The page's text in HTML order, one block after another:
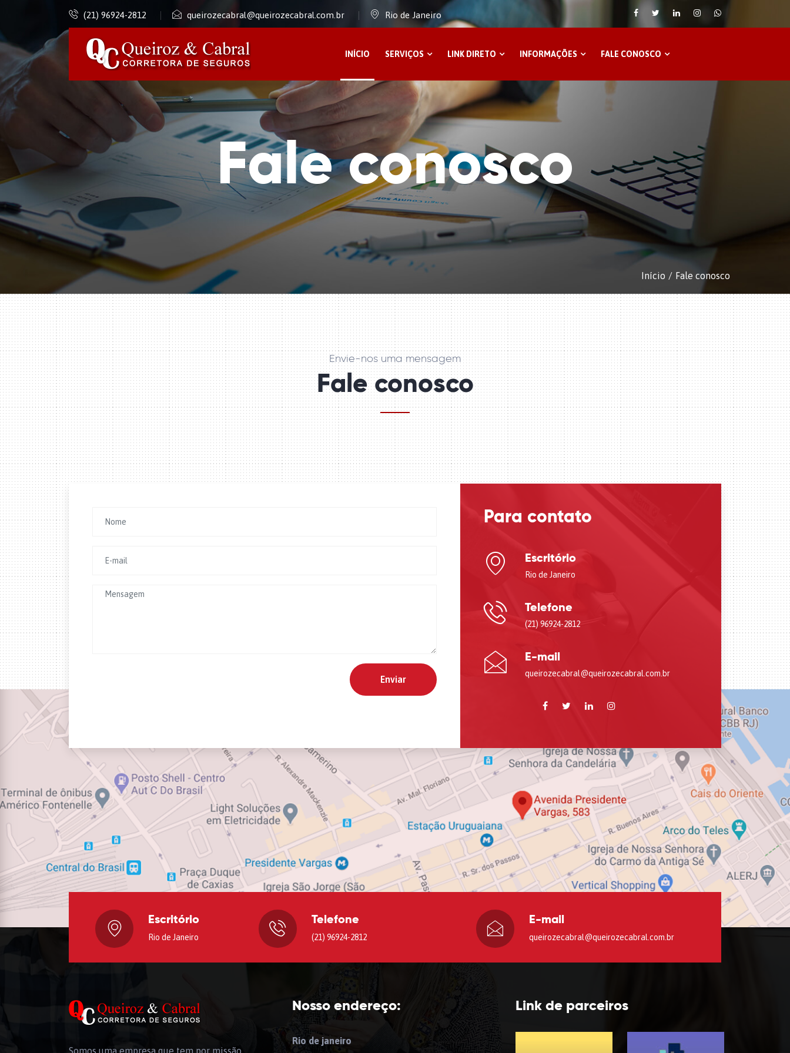
(21) 96924-2812 queirozecabral@queirozecabral.com.br Rio de Janeiro
INÍCIO SERVIÇOS LINK DIRETO INFORMAÇÕES FALE CONOSCO
Fale conosco
Início Fale conosco
Envie-nos uma mensagem
Fale conosco
Para contato
Escritório
Rio de Janeiro
Telefone
(21) 96924-2812
E-mail
queirozecabral@queirozecabral.com.br
Escritório
Rio de Janeiro
Telefone
(21) 96924-2812
E-mail
queirozecabral@queirozecabral.com.br
Somos uma empresa que tem por missão
Nosso endereço:
Rio de janeiro
Link de parceiros